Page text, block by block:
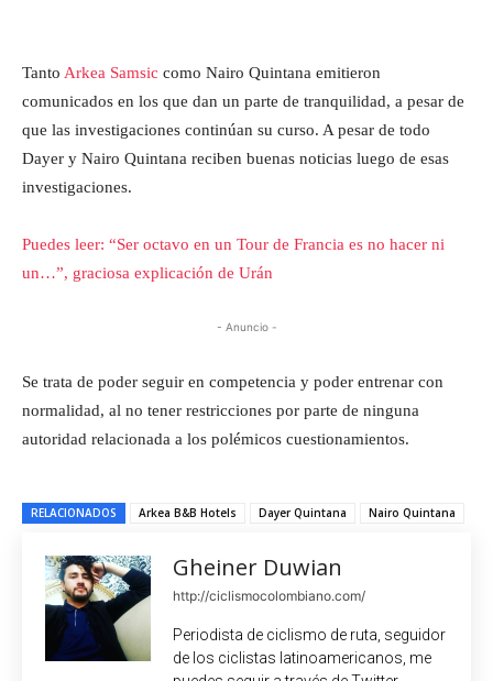
Tanto Arkea Samsic como Nairo Quintana emitieron
comunicados en los que dan un parte de tranquilidad, a pesar de
que las investigaciones continúan su curso. A pesar de todo
Dayer y Nairo Quintana reciben buenas noticias luego de esas
investigaciones.
Puedes leer: “Ser octavo en un Tour de Francia es no hacer ni
un…”, graciosa explicación de Urán
- Anuncio -
Se trata de poder seguir en competencia y poder entrenar con
normalidad, al no tener restricciones por parte de ninguna
autoridad relacionada a los polémicos cuestionamientos.
RELACIONADOS Arkea B&B Hotels Dayer Quintana Nairo Quintana
Gheiner Duwian
http://ciclismocolombiano.com/
Periodista de ciclismo de ruta, seguidor
de los ciclistas latinoamericanos, me